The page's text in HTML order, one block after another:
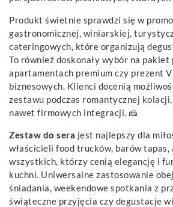
Produkt świetnie sprawdzi się w
gastronomicznej, winiarskiej,
cateringowych, które organizują
To również doskonały wybór na
apartamentach premium czy prezent
biznesowych. Klienci docenią
zestawu podczas romantycznej
nawet firmowych integracji. 🧀
Zestaw do sera jest najlepszy dla
właścicieli food trucków, barów tapas,
wszystkich, którzy cenią elegancję i
kuchni. Uniwersalne zastosowanie
śniadania, weekendowe spotkania z
świąteczne przyjęcia czy degustacje